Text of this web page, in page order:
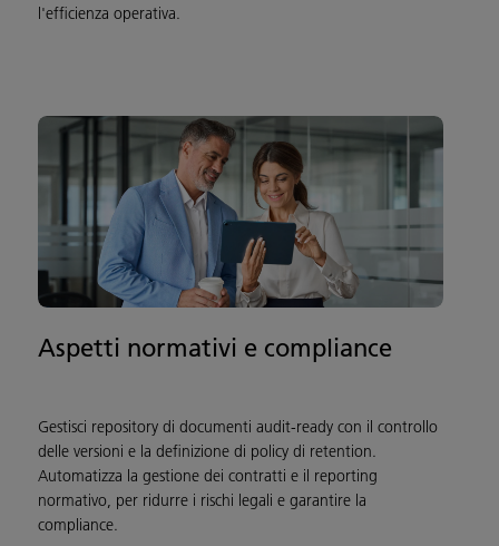
l'efficienza operativa.
Aspetti normativi e compliance
Gestisci repository di documenti audit-ready con il controllo
delle versioni e la definizione di policy di retention.
Automatizza la gestione dei contratti e il reporting
normativo, per ridurre i rischi legali e garantire la
compliance.